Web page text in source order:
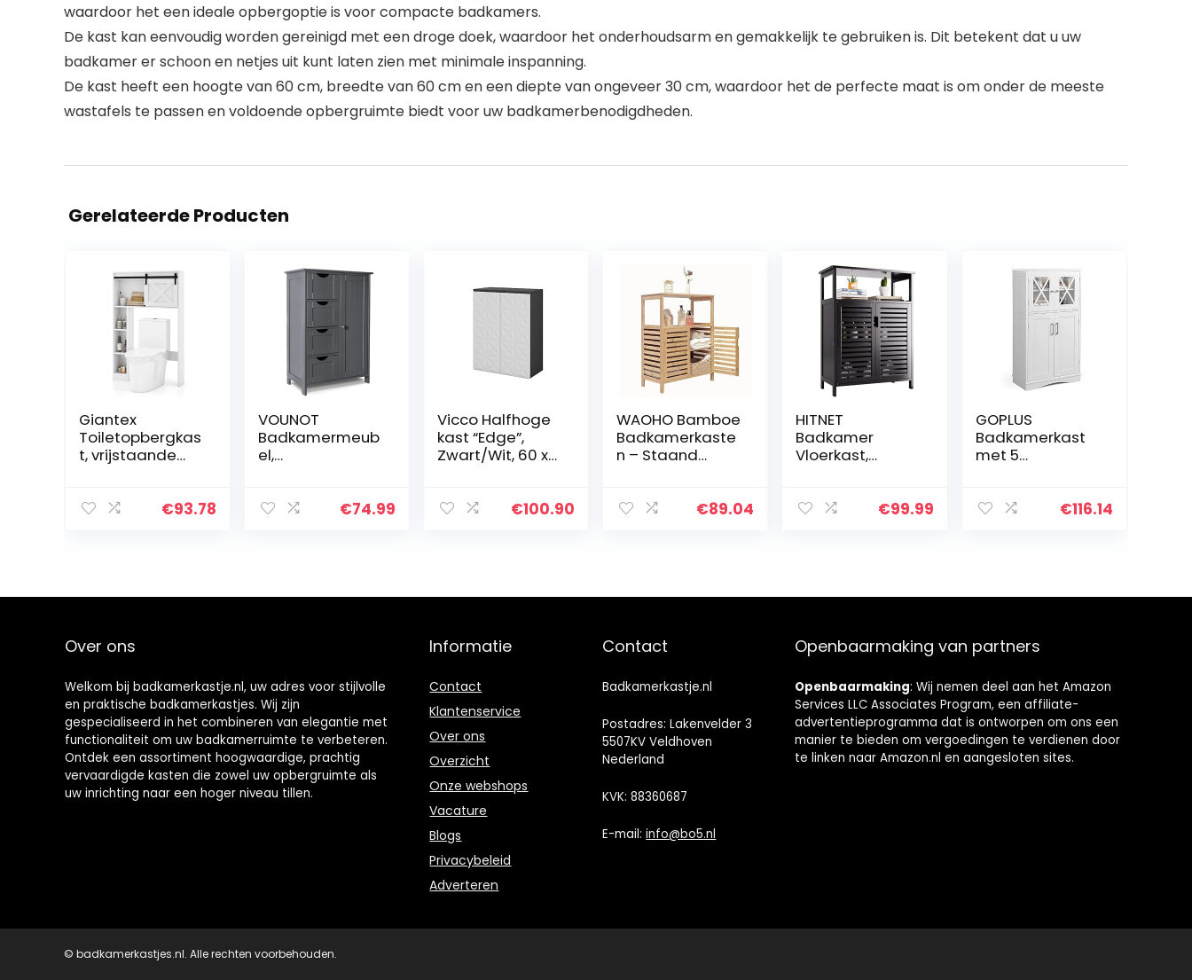
waardoor het een ideale opbergoptie is voor compacte badkamers.
De kast kan eenvoudig worden gereinigd met een droge doek, waardoor het onderhoudsarm en gemakkelijk te gebruiken is. Dit betekent dat u uw
badkamer er schoon en netjes uit kunt laten zien met minimale inspanning.
De kast heeft een hoogte van 60 cm, breedte van 60 cm en een diepte van ongeveer 30 cm, waardoor het de perfecte maat is om onder de meeste
wastafels te passen en voldoende opbergruimte biedt voor uw badkamerbenodigdheden.
Gerelateerde Producten
Giantex
Toiletopbergkas
t, vrijstaande
organizer met
€93.78
VOUNOT
Badkamermeub
el,
laden, kastdeur
keuken
€74.99
Vicco Halfhoge
kast “Edge”,
Zwart/Wit, 60 x
vakken
€100.90
WAOHO Bamboe
Badkamerkaste
n – Staand
Woonkamer en
€89.04
HITNET
Badkamer
Vloerkast,
Kleine Keuken
€99.99
GOPLUS
Badkamerkast
met 5
glazen deuren,
keuken, 60 × 30
€116.14
Over ons
Welkom bij badkamerkastje.nl, uw adres voor stijlvolle
en praktische badkamerkastjes. Wij zijn
gespecialiseerd in het combineren van elegantie met
functionaliteit om uw badkamerruimte te verbeteren.
Ontdek een assortiment hoogwaardige, prachtig
vervaardigde kasten die zowel uw opbergruimte als
uw inrichting naar een hoger niveau tillen.
Informatie
Contact
Klantenservice
Over ons
Overzicht
Onze webshops
Vacature
Blogs
Privacybeleid
Adverteren
Contact
Badkamerkastje.nl
Postadres: Lakenvelder 3
5507KV Veldhoven
Nederland
KVK: 88360687
E-mail:info@bo5.nl
Openbaarmaking van partners
Openbaarmaking: Wij nemen deel aan het Amazon
Services LLC Associates Program, een affiliate-
advertentieprogramma dat is ontworpen om ons een
manier te bieden om vergoedingen te verdienen door
te linken naar Amazon.nl en aangesloten sites.
© badkamerkastjes.nl. Alle rechten voorbehouden.